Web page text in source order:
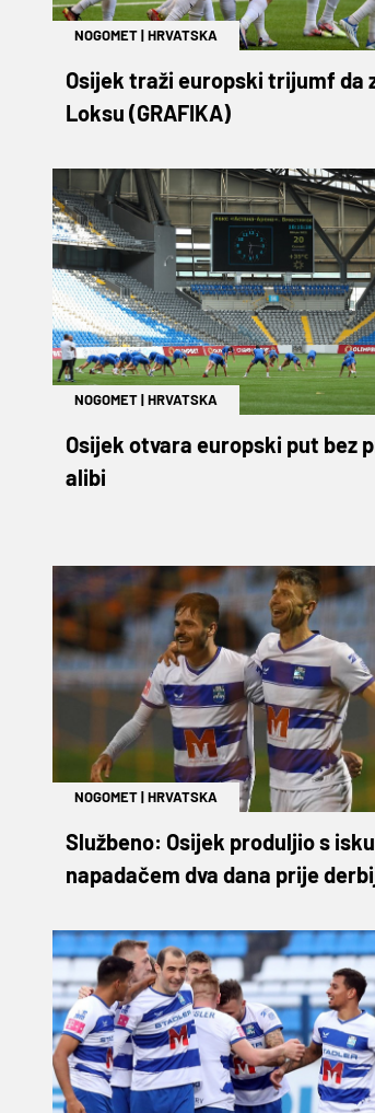
NOGOMET|HRVATSKA
Osijek traži europski trijumf da
Loksu (GRAFIKA)
NOGOMET|HRVATSKA
Osijek otvara europski put bez
alibi
NOGOMET|HRVATSKA
Službeno: Osijek produljio s
napadačem dva dana prije